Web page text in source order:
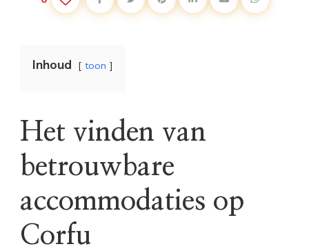
Inhoud toon
Het vinden van
betrouwbare
accommodaties op
Corfu